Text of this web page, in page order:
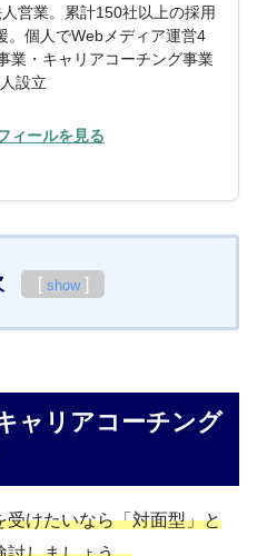
営業。累計150社以上の採用
。個人でWebメディア運営4
業・キャリアコーチング事業
設立
ィールを見る
[ show ]
ャリアコーチング
けたいなら「対面型」と